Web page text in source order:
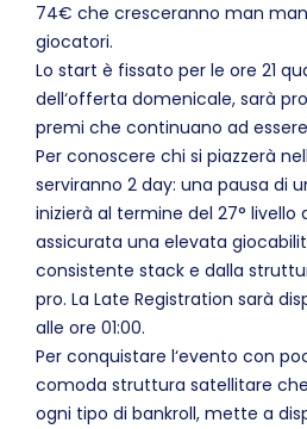
74€ che cresceranno man
giocatori.
Lo start è fissato per le ore 21
dell‘offerta domenicale, sarà
premi che continuano ad
Per conoscere chi si piazzerà
serviranno 2 day: una pausa di
inizierà al termine del 27° livello
assicurata una elevata
consistente stack e dalla
pro. La Late Registration sarà
alle ore 01:00.
Per conquistare l‘evento con
comoda struttura satellitare
ogni tipo di bankroll, mette a